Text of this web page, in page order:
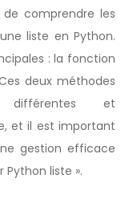
comprendre les
liste en Python.
: la fonction
deux méthodes
différentes et
et il est important
gestion efficace
liste ».